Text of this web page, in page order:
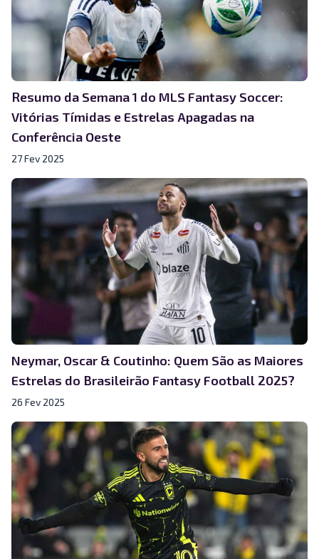
Resumo da Semana 1 do MLS Fantasy Soccer:
Vitórias Tímidas e Estrelas Apagadas na
Conferência Oeste
27 Fev 2025
Neymar, Oscar & Coutinho: Quem São as Maiores
Estrelas do Brasileirão Fantasy Football 2025?
26 Fev 2025